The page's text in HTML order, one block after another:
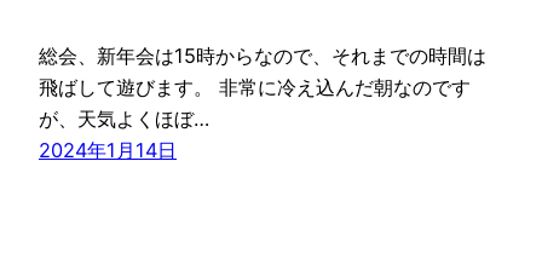
総会、新年会は15時からなので、それまでの時間は
飛ばして遊びます。 非常に冷え込んだ朝なのです
が、天気よくほぼ…
2024年1月14日